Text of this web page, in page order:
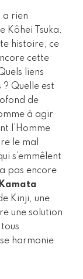
a rien
Kôhei Tsuka.
histoire, ce
cette
liens
Quelle est
de
à agir
l’Homme
le mal
s’emmêlent
pas encore
Kamata
Kinji, une
une solution
harmonie